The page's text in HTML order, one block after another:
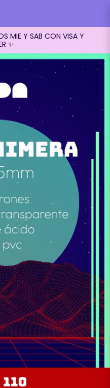
MIE Y SAB CON VISA Y
✨